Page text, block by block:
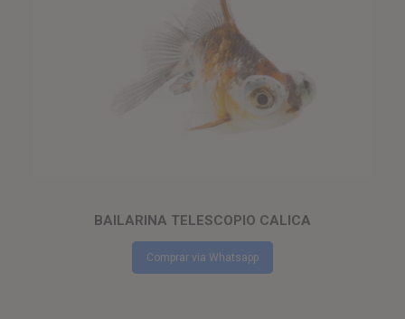
BAILARINA TELESCOPIO CALICA
Comprar via Whatsapp